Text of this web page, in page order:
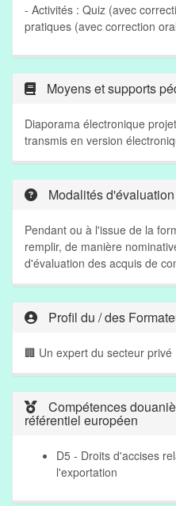
- Activités : Quiz (avec
pratiques (avec correction
Moyens et supports
Diaporama électronique
transmis en version
Modalités
Pendant ou à l'issue de la
remplir, de manière
d'évaluation des acquis de
Profil du / des
🏢 Un expert du secteur privé
Compétences
référentiel européen
D5 - Droits d'accises
l'exportation